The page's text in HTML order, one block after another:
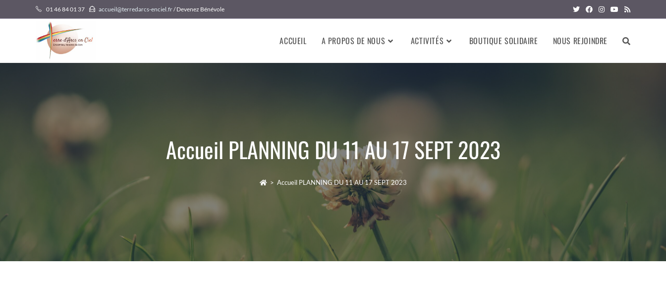
to
01 46 84 01 37 accueil@terredarcs-enciel.fr/ Devenez Bénévole
ACCUEIL A PROPOS DE NOUS ACTIVITÉS BOUTIQUE SOLIDAIRE NOUS REJOINDRE
Accueil PLANNING DU 11 AU 17 SEPT 2023
> Accueil PLANNING DU 11 AU 17 SEPT 2023